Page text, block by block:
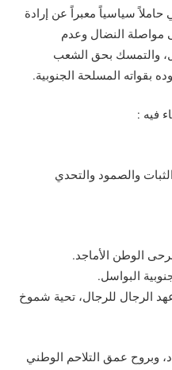
حاملاً سياسياً معبراً عن إرادة
مواصلة النضال وعدم
والتمسك بحق الشعب
بقواته المسلحة الجنوبية.
فيه :
والصمود والتحدي
الوطن الأماجد.
البواسل.
الرجال للرجال، تحية شموخ
وبروح عمق التلاحم الوطني